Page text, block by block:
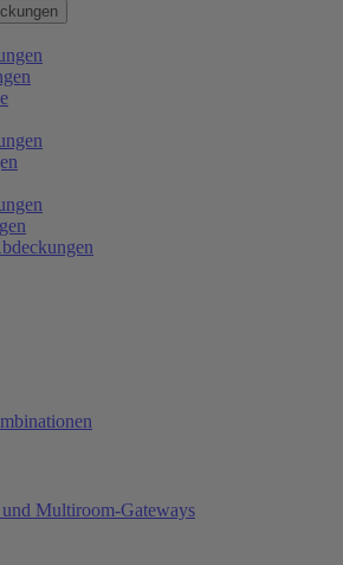
Multiroom-Gateways